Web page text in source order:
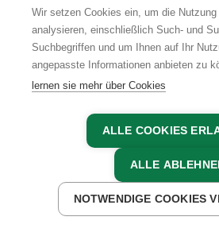
5
JETZT ANFRAGEN
Wir setzen Cookies ein, um die
analysieren, einschließlich Such- und
Suchbegriffen und um Ihnen auf Ihr
angepasste Informationen anbieten zu
lernen sie mehr über Cookies
ALLE COOKIES
ALLE
NOTWENDIGE COOKIES